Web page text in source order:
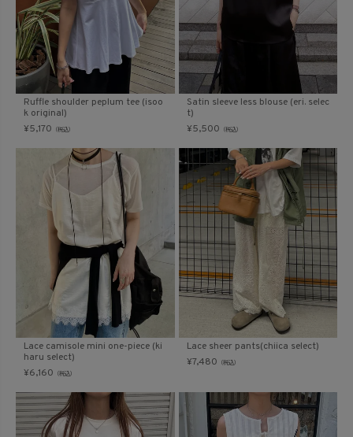
Ruffle shoulder peplum tee (isoo
k original)
¥5,170 （税込）
Satin sleeve less blouse (eri. selec
t)
¥5,500 （税込）
Lace camisole mini one-piece (ki
haru select)
¥6,160 （税込）
Lace sheer pants(chiica select)
¥7,480 （税込）